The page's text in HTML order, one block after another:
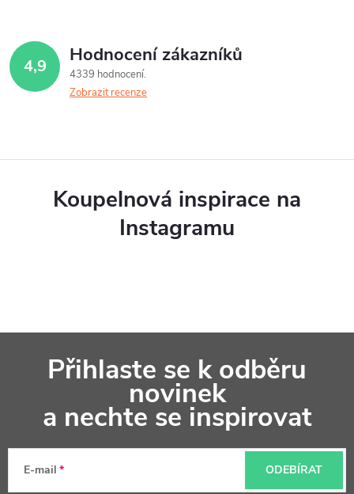
4,9 Hodnocení zákazníků
4339 hodnocení
Zobrazit recenze
Koupelnová inspirace na
Instagramu
a
Přihlaste se k odběru
novinek
a nechte se inspirovat
E-mail ODEBÍRAT